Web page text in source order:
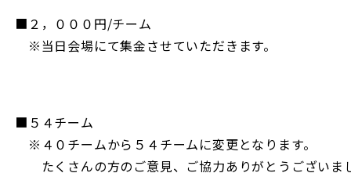
■２，０００円/チーム
※当日会場にて集金させていただきます。
■５４チーム
※４０チームから５４チームに変更となります。
たくさんの方のご意見、ご協力ありがとうございま